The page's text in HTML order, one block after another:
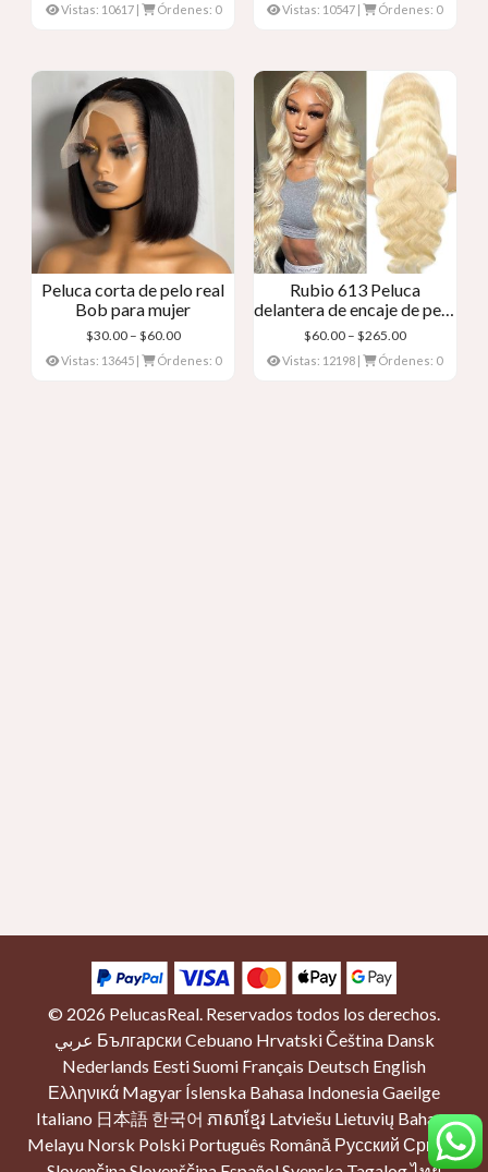
$250.00
Vistas: 10617| Órdenes: 0
través
de
$265.00
Vistas: 10547 | Órdenes: 0
Peluca corta de pelo real
Bob para mujer
$30.00 – $60.00Gama
Vistas: 13645| Órdenes: 0
Rubio 613 Peluca
delantera de encaje de pelo
real – Onda del cuerpo
$60.00 – $265.00Gama
Vistas: 12198 | Órdenes: 0
© 2026 PelucasReal. Reservados todos los derechos.
عربي Български Cebuano HrvatskiČeština Dansk
Nederlands EestiSuomi Français Deutsch English
Ελληνικά Magyar Íslenska Bahasa IndonesiaGaeilge
Italiano 日本語 한국어 ភាសាខ្មែរ Latviešu Lietuvių Bahasa
Melayu Norsk Polski Português Română Русский Српски